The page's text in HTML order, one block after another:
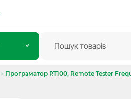
Програматор RT100, Remote Tester